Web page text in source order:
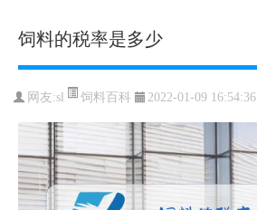
饲料的税率是多少
网友:sl 饲料百科 2022-01-09 16:54:36